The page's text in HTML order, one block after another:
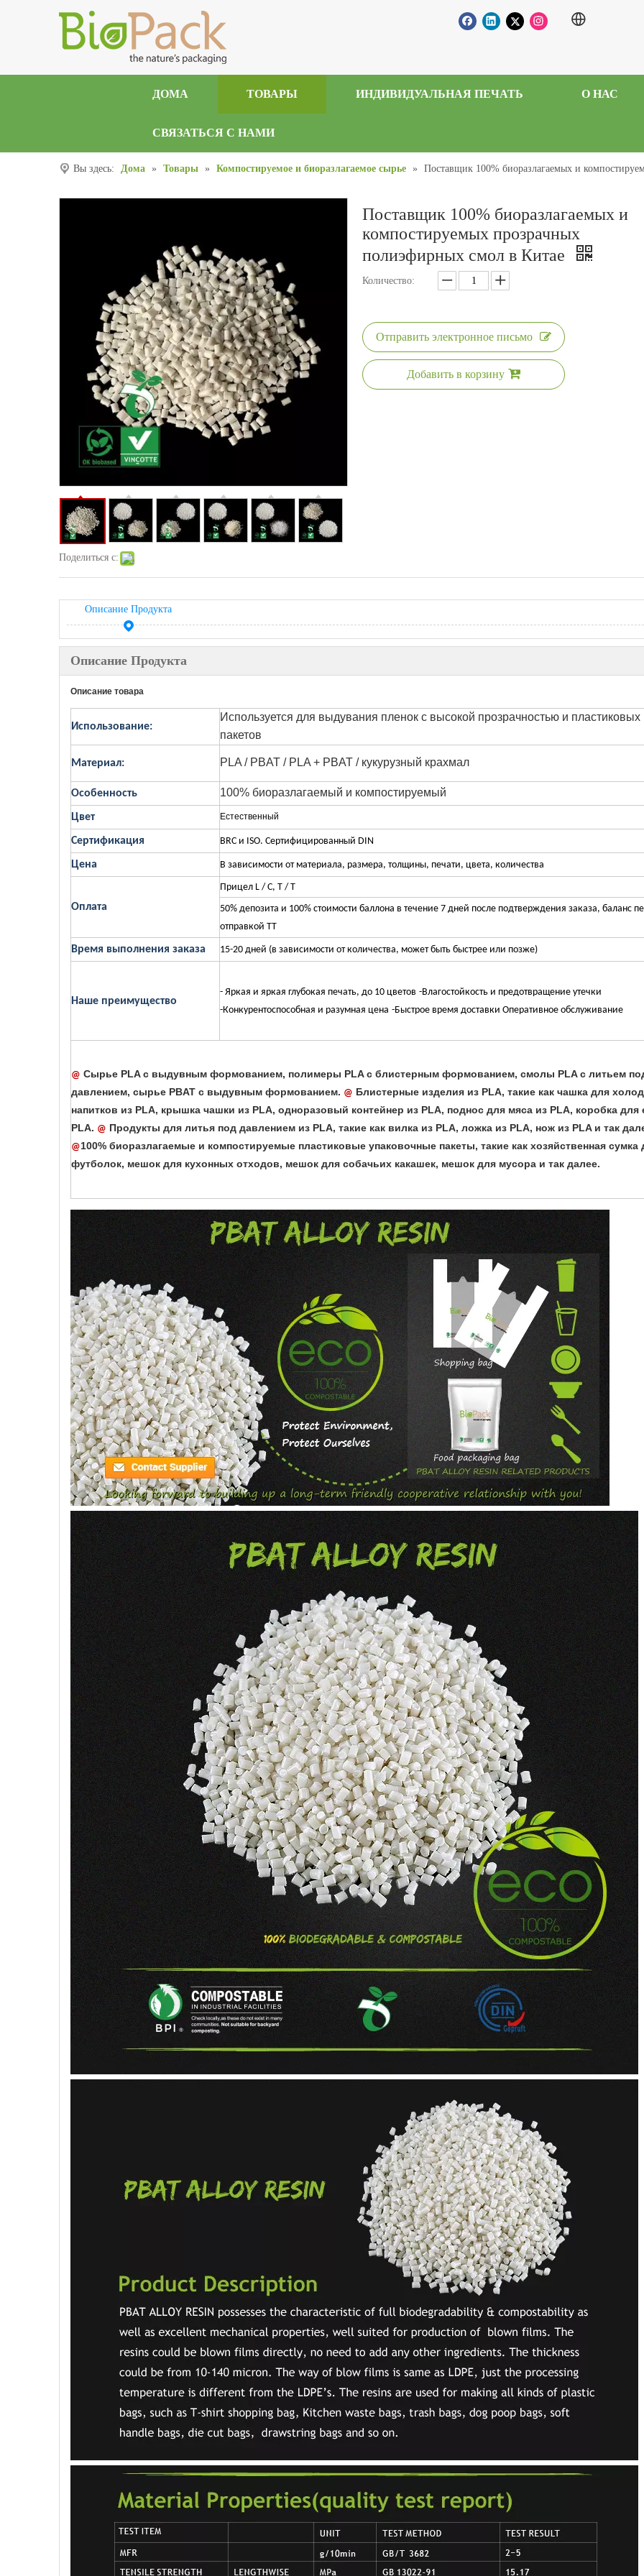
ДОМА ТОВАРЫ ИНДИВИДУАЛЬНАЯ ПЕЧАТЬ О НАС
СВЯЗАТЬСЯ С НАМИ
Вы здесь: Дома » Товары » Компостируемое и биоразлагаемое сырье » Поставщик 100% биоразлагаемых и
Поделиться с:
Поставщик 100% биоразлагаемых и
компостируемых прозрачных
полиэфирных смол в Китае
Количество:
Отправить электронное письмо
Добавить в корзину
Описание Продукта
Описание Продукта
Описание товара
Использование:
Используется для выдувания пленок с высокой прозрачностью и пластиковых
пакетов
Материал: PLA / PBAT / PLA + PBAT / кукурузный крахмал
Особенность 100% биоразлагаемый и компостируемый
Цвет Естественный
Сертификация BRC и ISO. Сертифицированный DIN
Цена В зависимости от материала, размера, толщины, печати, цвета, количества
Оплата
Прицел L / C, T / T
50% депозита и 100% стоимости баллона в течение 7 дней после подтверждения заказа, баланс
отправкой TT
Время выполнения заказа 15-20 дней (в зависимости от количества, может быть быстрее или позже)
Наше преимущество
- Яркая и яркая глубокая печать, до 10 цветов -Влагостойкость и предотвращение утечки
-Конкурентоспособная и разумная цена -Быстрое время доставки Оперативное обслуживание
@ Сырье PLA с выдувным формованием, полимеры PLA с блистерным формованием, смолы PLA с литьем
давлением, сырье PBAT с выдувным формованием. @ Блистерные изделия из PLA, такие как чашка для
напитков из PLA, крышка чашки из PLA, одноразовый контейнер из PLA, поднос для мяса из PLA, коробка для
PLA. @ Продукты для литья под давлением из PLA, такие как вилка из PLA, ложка из PLA, нож из PLA и так
@100% биоразлагаемые и компостируемые пластиковые упаковочные пакеты, такие как хозяйственная сумка
футболок, мешок для кухонных отходов, мешок для собачьих какашек, мешок для мусора и так далее.